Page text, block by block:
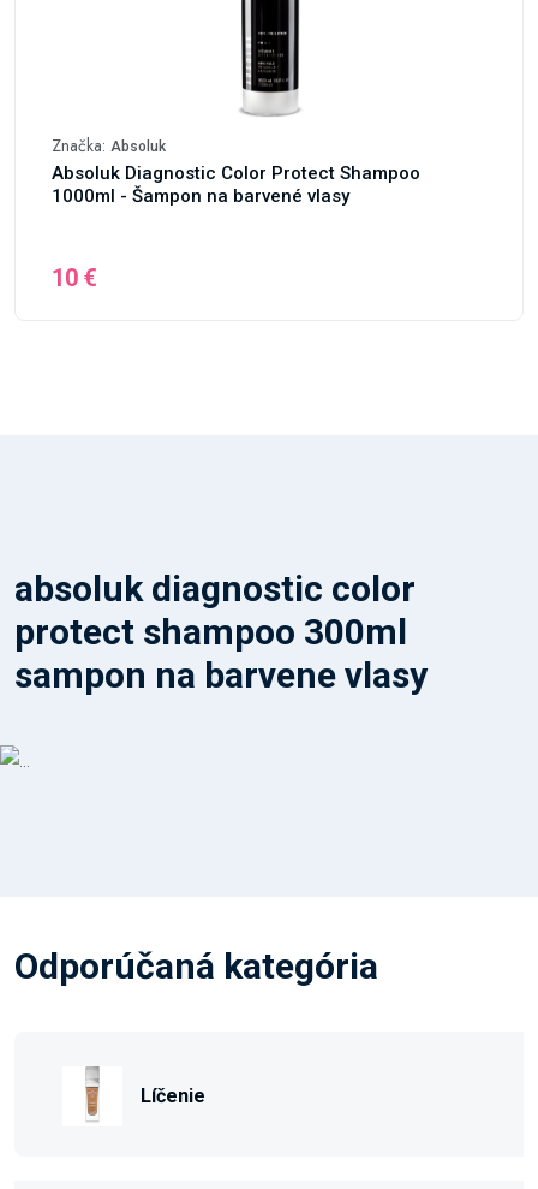
Značka: Absoluk
Absoluk Diagnostic Color Protect Shampoo
1000ml - Šampon na barvené vlasy
10 €
absoluk diagnostic color
protect shampoo 300ml
sampon na barvene vlasy
Odporúčaná kategória
Líčenie